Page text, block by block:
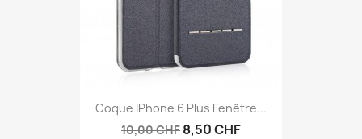
Coque IPhone 6 Plus Fenêtre...
10,00 CHF 8,50 CHF